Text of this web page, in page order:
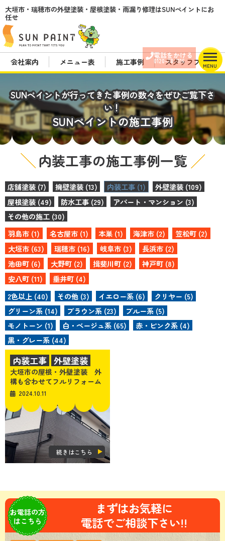
電話をかける
0120-38-1116
MENU
大垣市・瑞穂市の外壁塗装・屋根塗装・雨漏り修理はSUNペイントにお
任せ
会社案内 メニュー表 施工事例 スタッフブログ
SUNペイントが行ってきた事例の数々をぜひご覧下さ
い！
SUNペイントの施工事例
内装工事の施工事例一覧
店舗塗装 (7) 擁壁塗装 (13) 内装工事 (1)
外壁塗装 (109)
屋根塗装 (49)
防水工事 (29)
アパート・マンション (3)
その他の施工 (30)
羽島市 (1)
名古屋市 (1) 本巣 (1) 海津市 (2)
笠松町 (2)
大垣市 (63)
瑞穂市 (16) 岐阜市 (3)
長浜市 (2)
池田町 (6)
大野町 (2) 揖斐川町 (2)
神戸町 (8)
安八町 (11)
垂井町 (4)
2色以上 (40)
その他 (3) イエロー系 (6)
クリヤー (5)
グリーン系 (14)
ブラウン系 (23)
ブルー系 (5)
モノトーン (1)
白・ベージュ系 (65)
赤・ピンク系 (4)
黒・グレー系 (44)
大垣市の屋根・外壁塗装 外
構も合わせてフルリフォーム
2024.10.11
続きはこちら
内装工事 外壁塗装
屋根塗装
その他の施工
お電話の方
はこちら
まずはお気軽に
電話でご相談下さい!!